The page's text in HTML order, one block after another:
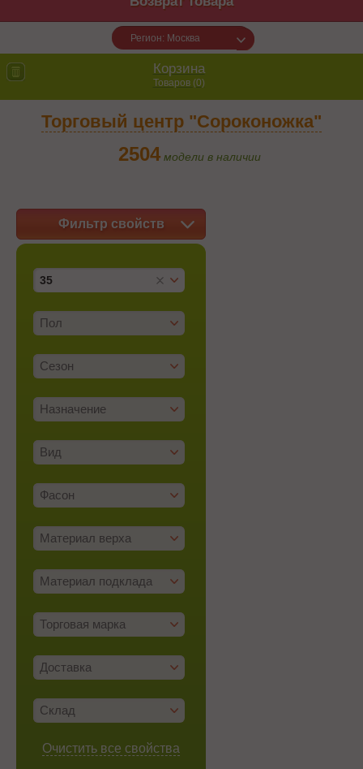
Регион: Москва
Корзина
Товаров (0)
Торговый центр "Сороконожка"
2504 модели в наличии
Фильтр свойств
35
Пол
Сезон
Назначение
Вид
Фасон
Материал верха
Материал подклада
Торговая марка
Доставка
Склад
Очистить все свойства